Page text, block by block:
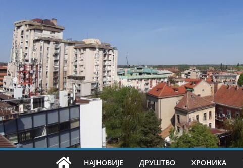
НАЈНОВИЈЕ ДРУШТВО ХРОНИКА